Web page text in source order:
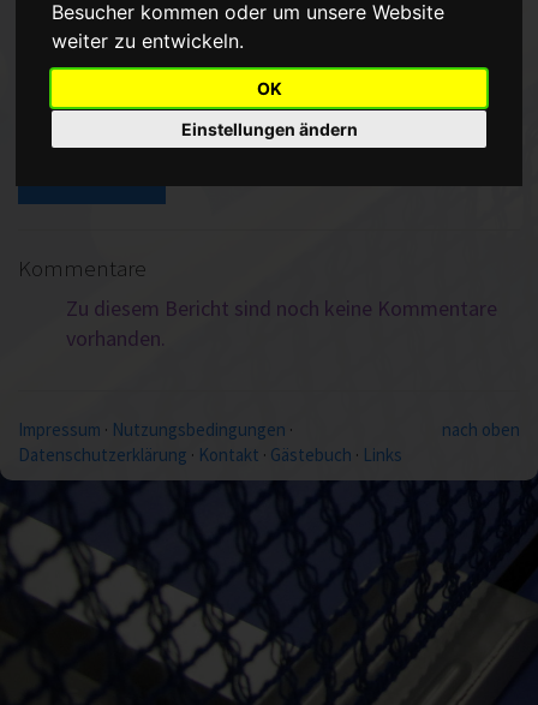
Besucher kommen oder um unsere Website
weiter zu entwickeln.
OK
Einstellungen ändern
Klemens machten mit ihren Gegnern kurzen Prozess und verloren
keinen Satz. Aber auch Federik Czerniak und Lars Rupprecht haben
toll gespielt und sich qualifiziert. Aljosha Wohlgemuth hatte Glück
und konnte sich im Nachrückverfahren qualifizieren.(AM)
Kommentare
Zu diesem Bericht sind noch keine Kommentare
vorhanden.
nach oben
Impressum · Nutzungsbedingungen ·
Datenschutzerklärung · Kontakt · Gästebuch · Links